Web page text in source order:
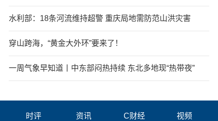
水利部：18条河流维持超警 重庆局地需防范山洪灾害
穿山跨海，“黄金大外环”要来了！
一周气象早知道丨中东部闷热持续 东北多地现“热带夜”
时评 资讯 C财经 视频